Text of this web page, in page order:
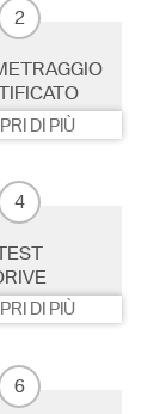
2
DI PIÙ
4
DI PIÙ
6